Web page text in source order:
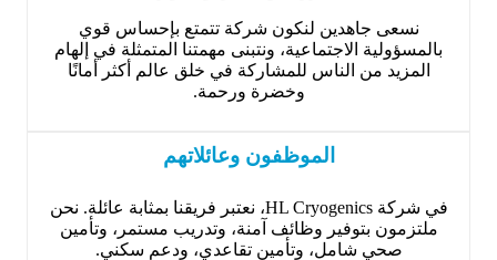
نسعى جاهدين لنكون شركة تتمتع بإحساس قوي
بالمسؤولية الاجتماعية، ونتبنى مهمتنا المتمثلة في إلهام
المزيد من الناس للمشاركة في خلق عالم أكثر أمانًا
وخضرة ورحمة.
الموظفون وعائلاتهم
في شركة HL Cryogenics، نعتبر فريقنا بمثابة عائلة. نحن
ملتزمون بتوفير وظائف آمنة، وتدريب مستمر، وتأمين
صحي شامل، وتأمين تقاعدي، ودعم سكني.